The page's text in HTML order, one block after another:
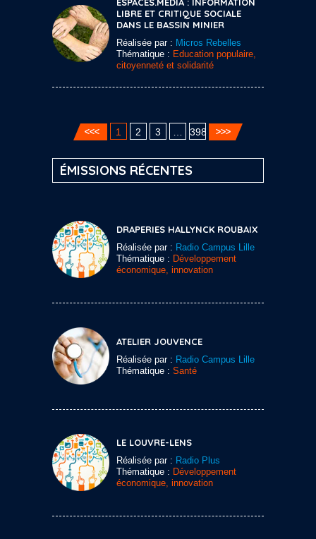
LIBRE ET CRITIQUE SOCIALE
DANS LE BASSIN MINIER
Réalisée par : Micros Rebelles
Thématique : Education populaire,
citoyenneté et solidarité
1 2 3 398
ÉMISSIONS RÉCENTES
DRAPERIES HALLYNCK ROUBAIX
Réalisée par : Radio Campus Lille
Thématique : Développement
économique, innovation
ATELIER JOUVENCE
Réalisée par : Radio Campus Lille
Thématique : Santé
LE LOUVRE-LENS
Réalisée par : Radio Plus
Thématique : Développement
économique, innovation